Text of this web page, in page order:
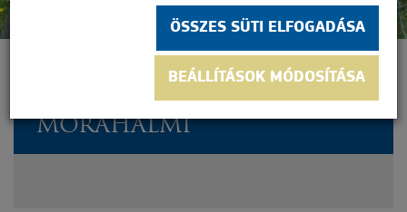
HARMADIK ALKALOMMAL
LETT “ZÖLD ÓVODA” A
MÓRAHALMI
ÖSSZES SÜTI ELFOGADÁSA
BEÁLLÍTÁSOK MÓDOSÍTÁSA